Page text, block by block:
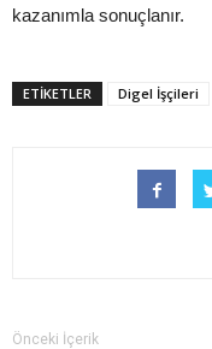
kazanımla sonuçlanır.
ETIKETLER Digel İşçileri
Önceki İçerik